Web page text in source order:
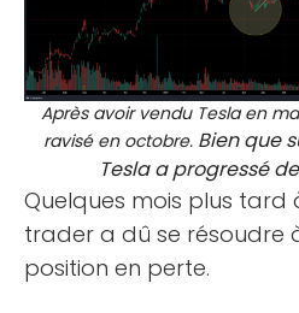
Après avoir vendu Tesla en
ravisé en octobre. Bien que
Tesla a progressé
Quelques mois plus tard
trader a dû se résoudre
position en perte.